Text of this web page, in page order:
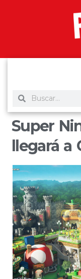
Super
llegará a